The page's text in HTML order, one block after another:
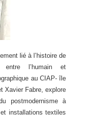
lié à l’histoire de
l’humain et
au CIAP- île
Xavier Fabre, explore
postmodernisme à
installations textiles